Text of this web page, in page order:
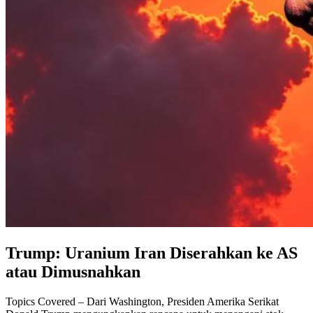
Trump: Uranium Iran Diserahkan ke AS
atau Dimusnahkan
Topics Covered – Dari Washington, Presiden Amerika Serikat